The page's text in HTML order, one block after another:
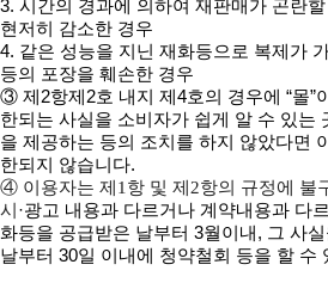
3. 시간의 경과에 의하여 재판매가 곤란
현저히 감소한 경우
4. 같은 성능을 지닌 재화등으로 복제가
등의 포장을 훼손한 경우
③ 제2항제2호 내지 제4호의 경우에 “몰”
한되는 사실을 소비자가 쉽게 알 수 있는
을 제공하는 등의 조치를 하지 않았다면
한되지 않습니다.
④ 이용자는 제1항 및 제2항의 규정에 불
시 ·광고 내용과 다르거나 계약내용과 다
화등을 공급받은 날부터 3월이내, 그 사
날부터 30일 이내에 청약철회 등을 할 수